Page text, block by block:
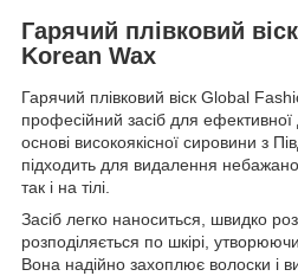
Гарячий плівковий
Korean Wax
Гарячий плівковий віск Global
професійний засіб для ефективної
основі високоякісної сировини з
підходить для видалення
так і на тілі.
Засіб легко наноситься, швидко
розподіляється по шкірі,
Вона надійно захоплює волоски і